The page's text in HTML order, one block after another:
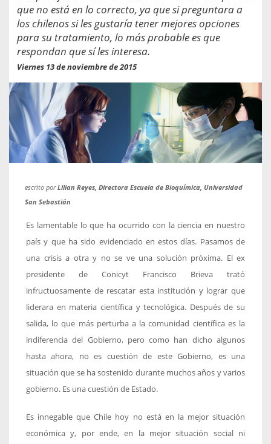
que no está en lo correcto, ya que si preguntara a
los chilenos si les gustaría tener mejores opciones
para su tratamiento, lo más probable es que
respondan que sí les interesa.
Viernes 13 de noviembre de 2015
escrito porLilian Reyes, Directora Escuela de Bioquímica, Universidad
San Sebastián
Es lamentable lo que ha ocurrido con la ciencia en nuestro
país y que ha sido evidenciado en estos días. Pasamos de
una crisis a otra y no se ve una solución próxima. El ex
presidente de Conicyt Francisco Brieva trató
infructuosamente de rescatar esta institución y lograr que
liderara en materia científica y tecnológica. Después de su
salida, lo que más perturba a la comunidad científica es la
indiferencia del Gobierno, pero como han dicho algunos
hasta ahora, no es cuestión de este Gobierno, es una
situación que se ha sostenido durante muchos años y varios
gobierno. Es una cuestión de Estado.
Es innegable que Chile hoy no está en la mejor situación
económica y, por ende, en la mejor situación social ni